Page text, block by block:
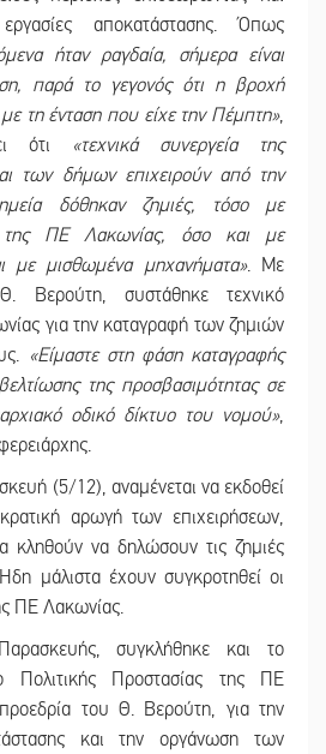
εργασίες αποκατάστασης. Όπως
ήταν ραγδαία, σήμερα είναι
παρά το γεγονός ότι η βροχή
με τη ένταση που είχε την Πέμπτη»,
ότι «τεχνικά συνεργεία της
των δήμων επιχειρούν από την
δόθηκαν ζημιές, τόσο με
της ΠΕ Λακωνίας, όσο και με
με μισθωμένα μηχανήματα». Με
Βερούτη, συστάθηκε τεχνικό
για την καταγραφή των ζημιών
«Είμαστε στη φάση καταγραφής
της προσβασιμότητας σε
οδικό δίκτυο του νομού»,
(5/12), αναμένεται να εκδοθεί
αρωγή των επιχειρήσεων,
κληθούν να δηλώσουν τις ζημιές
μάλιστα έχουν συγκροτηθεί οι
ΠΕ Λακωνίας.
συγκλήθηκε και το
Πολιτικής Προστασίας της ΠΕ
του Θ. Βερούτη, για την
και την οργάνωση των